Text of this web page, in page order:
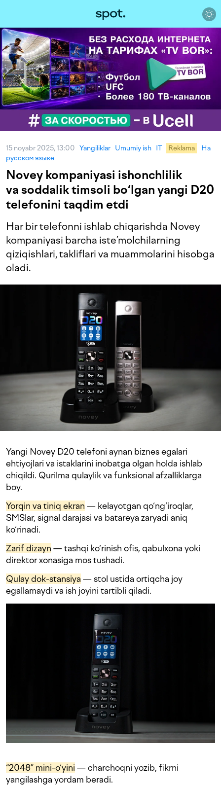
15 noyabr 2025, 13:00 Yangiliklar Umumiy ish IT Reklama
На
русском языке
Novey kompaniyasi ishonchlilik
va soddalik timsoli bo‘lgan yangi D20
telefonini taqdim etdi
Har bir telefonni ishlab chiqarishda Novey
kompaniyasi barcha iste’molchilarning
qiziqishlari, takliflari va muammolarini hisobga
oladi.
Yangi Novey D20 telefoni aynan biznes egalari
ehtiyojlari va istaklarini inobatga olgan holda ishlab
chiqildi. Qurilma qulaylik va funksional afzalliklarga
boy.
Yorqin va tiniq ekran — kelayotgan qo‘ng‘iroqlar,
SMSlar, signal darajasi va batareya zaryadi aniq
ko‘rinadi.
Zarif dizayn — tashqi ko‘rinish ofis, qabulxona yoki
direktor xonasiga mos tushadi.
Qulay dok-stansiya — stol ustida ortiqcha joy
egallamaydi va ish joyini tartibli qiladi.
“2048” mini-o‘yini — charchoqni yozib, fikrni
yangilashga yordam beradi.